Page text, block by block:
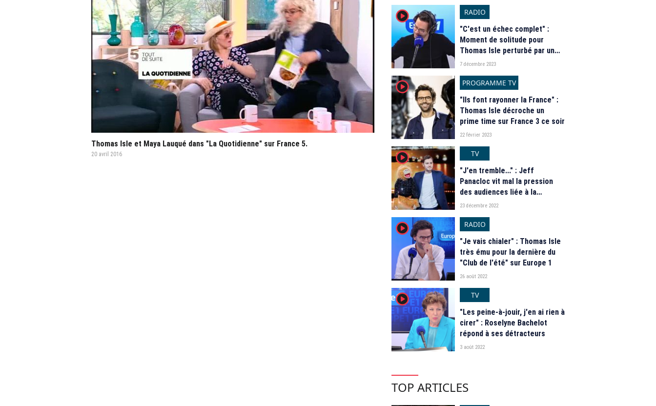
Thomas Isle et Maya Lauqué dans "La Quotidienne" sur France 5.
20 avril 2016
player2
RADIO
"C'est un échec complet" :
Moment de solitude pour
Thomas Isle perturbé par un
problème téléphonique dans
7 décembre 2023
player2
PROGRAMME TV
"Ils font rayonner la France" :
Thomas Isle décroche un
prime time sur France 3 ce soir
22 février 2023
player2
TV
"J'en tremble..." : Jeff
Panacloc vit mal la pression
des audiences liée à la
diffusion de ses spectacles
23 décembre 2022
player2
RADIO
"Je vais chialer" : Thomas Isle
très ému pour la dernière du
"Club de l'été" sur Europe 1
26 août 2022
player2
TV
"Les peine-à-jouir, j'en ai rien à
cirer" : Roselyne Bachelot
répond à ses détracteurs
3 août 2022
TOP ARTICLES